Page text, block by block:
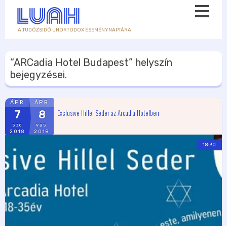
A TUDÓZSIDÓ UNORTODOX ESEMÉNYNAPTÁRA
“ARCadia Hotel Budapest” helyszín
bejegyzései.
ÁPR
7
szo
2018
ÁPR
8
vas
2018
Exclusive Hillel Seder az Arcadia Hotelben
18:30